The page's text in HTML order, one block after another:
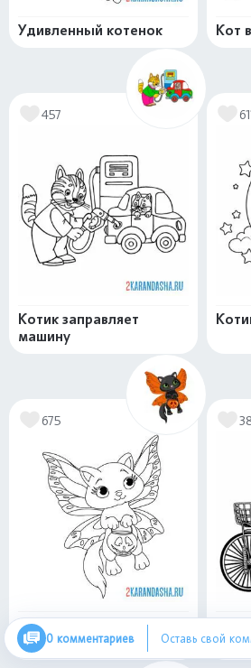
Удивленный котенок Кот
457
Котик заправляет
машину
675
Котенок на хэллоуине с
тыквой0 комментариев Оставь свой